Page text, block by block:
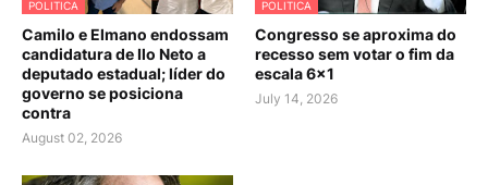
POLITICA
Camilo e Elmano endossam
candidatura de Ilo Neto a
deputado estadual; líder do
governo se posiciona
contra
August 02, 2026
POLITICA
Congresso se aproxima do
recesso sem votar o fim da
escala 6×1
July 14, 2026